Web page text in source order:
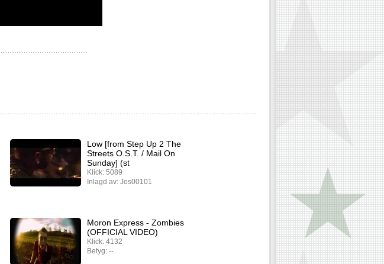
Low [from Step Up 2 The
Streets O.S.T. / Mail On
Sunday] (st
Klick: 5089
Inlagd av: Jos00101
Moron Express - Zombies
(OFFICIAL VIDEO)
Klick: 4132
Betyg: --